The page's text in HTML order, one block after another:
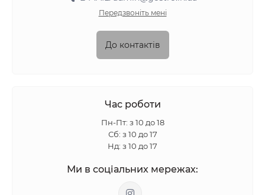
Передзвоніть мені
До контактів
Час роботи
Пн-Пт: з 10 до 18
Сб: з 10 до 17
Нд: з 10 до 17
Ми в соціальних мережах: